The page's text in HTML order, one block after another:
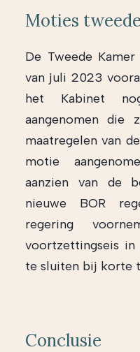
Moties
De Tweede
van juli 2023
het Kabinet
aangenomen die
maatregelen van
motie
aanzien van de
nieuwe BOR
regering
voortzettingseis
te sluiten bij korte
Conclusie